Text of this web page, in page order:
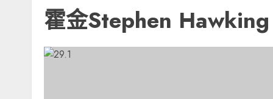
霍金Stephen Hawking